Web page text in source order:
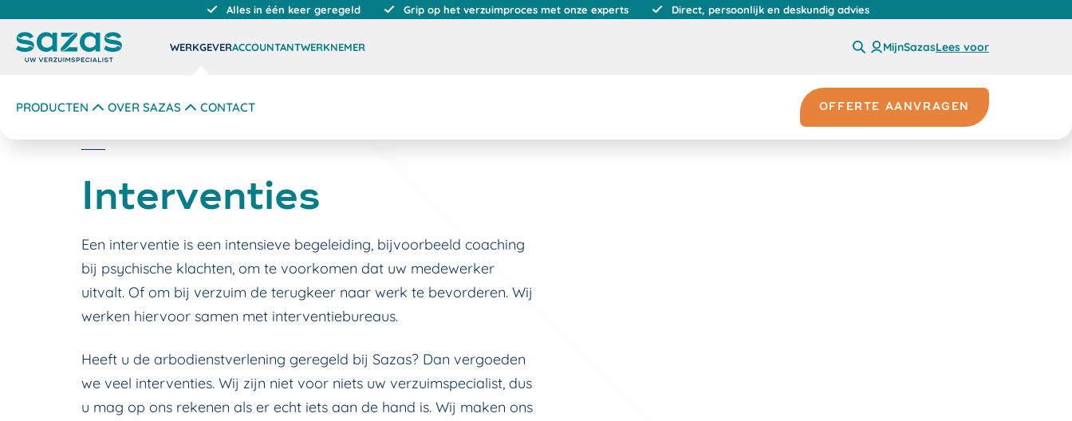
Alles in één keer geregeld Grip op het verzuimproces met onze experts Direct, persoonlijk en deskundig advies
WERKGEVERACCOUNTANTWERKNEMER MijnSazasLees voor
PRODUCTEN OVER SAZAS CONTACT OFFERTE AANVRAGEN
Interventies
Een interventie is een intensieve begeleiding, bijvoorbeeld coaching
bij psychische klachten, om te voorkomen dat uw medewerker
uitvalt. Of om bij verzuim de terugkeer naar werk te bevorderen. Wij
werken hiervoor samen met interventiebureaus.
Heeft u de arbodienstverlening geregeld bij Sazas? Dan vergoeden
we veel interventies. Wij zijn niet voor niets uw verzuimspecialist, dus
u mag op ons rekenen als er echt iets aan de hand is. Wij maken ons